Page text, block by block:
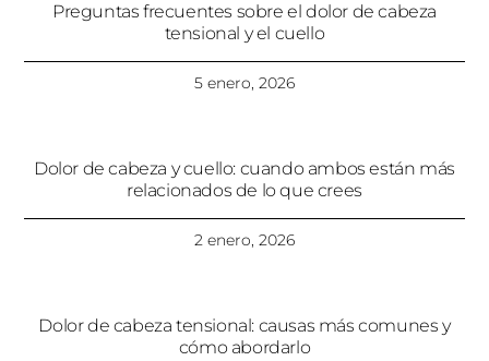
Preguntas frecuentes sobre el dolor de cabeza
tensional y el cuello
5 enero, 2026
Dolor de cabeza y cuello: cuando ambos están más
relacionados de lo que crees
2 enero, 2026
Dolor de cabeza tensional: causas más comunes y
cómo abordarlo